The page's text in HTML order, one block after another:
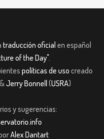
traducción oficial en español
of the Day".
políticas de uso creado
Jerry Bonnell (USRA)
y sugerencias:
Alex Dantart